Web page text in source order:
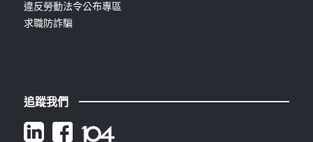
違反勞動法令公布專區
求職防詐騙
追蹤我們